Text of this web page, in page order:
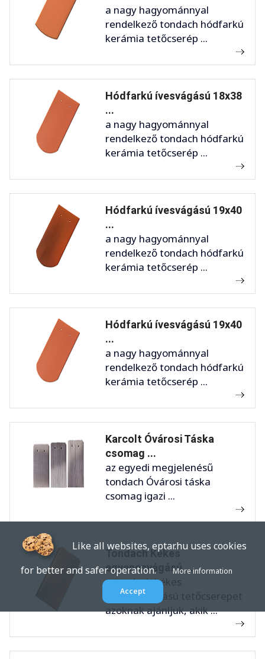
a nagy hagyománnyal
rendelkező tondach hódfarkú
kerámia tetőcserép ...
Hódfarkú ívesvágású 18x38
...
a nagy hagyománnyal
rendelkező tondach hódfarkú
kerámia tetőcserép ...
Hódfarkú ívesvágású 19x40
...
a nagy hagyománnyal
rendelkező tondach hódfarkú
kerámia tetőcserép ...
Hódfarkú ívesvágású 19x40
...
a nagy hagyománnyal
rendelkező tondach hódfarkú
kerámia tetőcserép ...
Karcolt Óvárosi Táska
csomag ...
az egyedi megjelenésű
tondach Óvárosi táska
csomag igazi ...
Tondach Kékes
egyenesvágású ...
a tondach kékes
egyenesvágású tetőcserepet
azoknak ajánljuk, akik ...
Like all websites, eptar.hu uses cookies
for better and safer operation.
More information
Accept